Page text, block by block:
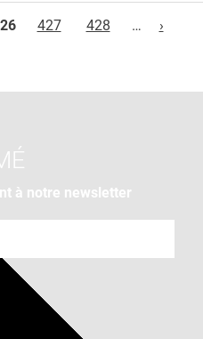
427 428 … ›
à notre newsletter